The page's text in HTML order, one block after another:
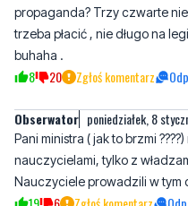
8 20 Zgłoś komentarz
Obserwator
Pani ministra ( jak to brzmi ????)
Nauczyciele prowadzili w tym
19 6 Zgłoś komentarz
Przyzwyczajony
Według ciebie pani